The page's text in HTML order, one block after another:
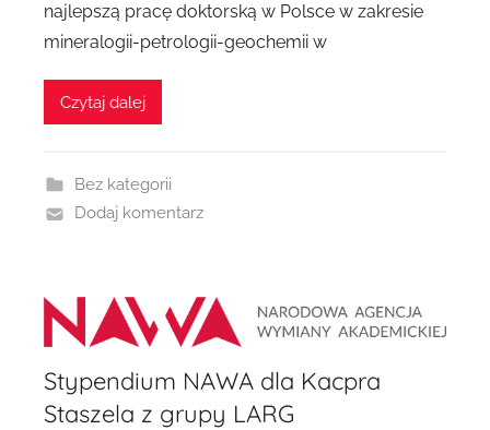
najlepszą pracę doktorską w Polsce w zakresie
mineralogii-petrologii-geochemii w
Czytaj dalej
Bez kategorii
Dodaj komentarz
Stypendium NAWA dla Kacpra
Staszela z grupy LARG